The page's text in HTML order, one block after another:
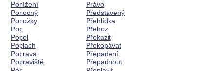
Ponížení
Ponocný
Ponožky
Pop
Popel
Poplach
Poprava
Popraviště
Právo
Představený
Přehlídka
Přehoz
Překazit
Překopávat
Přepadení
Přepadnout